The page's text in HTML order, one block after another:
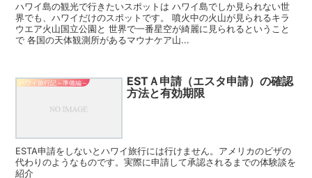
ハワイ島の観光で行きたいスポットは ハワイ島でしか見られない世
界でも、ハワイだけのスポットです。 噴火中の火山が見られるキラ
ウエア火山国立公園と 世界で一番星空が綺麗に見られるということ
で 各国の天体観測所があるマウナケア山...
ハワイ旅行記～準備編～
ESTＡ申請（エスタ申請）の確認
方法と有効期限
ESTA申請をしないとハワイ旅行には行けません。アメリカのビザの
代わりのようなものです。実際に申請して承認されるまでの体験談を
紹介